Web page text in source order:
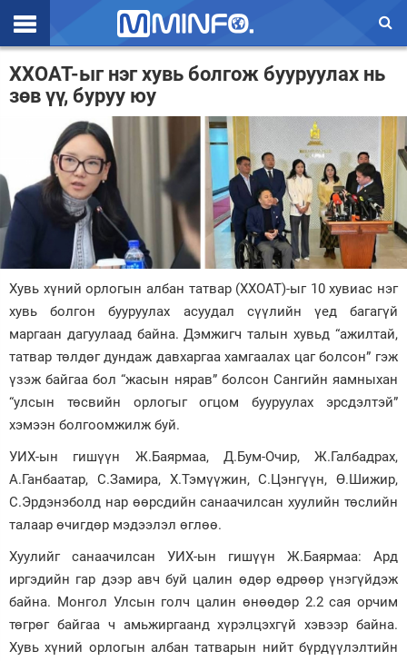
Эхлэл
Цаг агаар
Валют ханш
Улс төр
Эдийн засаг
Үзэл бодол
Спорт
Дэлхий
Энтертайнмэнт
ХХОАТ-ыг нэг хувь болгож бууруулах нь
зөв үү, буруу юу
Хувь хүний орлогын албан татвар (ХХОАТ)-ыг 10 хувиас нэг
хувь болгон бууруулах асуудал сүүлийн үед багагүй
маргаан дагуулаад байна. Дэмжигч талын хувьд “ажилтай,
татвар төлдөг дундаж давхаргаа хамгаалах цаг болсон” гэж
үзэж байгаа бол “жасын нярав” болсон Сангийн яамныхан
“улсын төсвийн орлогыг огцом бууруулах эрсдэлтэй”
хэмээн болгоомжилж буй.
УИХ-ын гишүүн Ж.Баярмаа, Д.Бум-Очир, Ж.Галбадрах,
А.Ганбаатар, С.Замира, Х.Тэмүүжин, С.Цэнгүүн, Ө.Шижир,
С.Эрдэнэболд нар өөрсдийн санаачилсан хуулийн төслийн
талаар өчигдөр мэдээлэл өглөө.
Хуулийг санаачилсан УИХ-ын гишүүн Ж.Баярмаа: Ард
иргэдийн гар дээр авч буй цалин өдөр өдрөөр үнэгүйдэж
байна. Монгол Улсын голч цалин өнөөдөр 2.2 сая орчим
төгрөг байгаа ч амьжиргаанд хүрэлцэхгүй хэвээр байна.
Хувь хүний орлогын албан татварын нийт бүрдүүлэлтийн